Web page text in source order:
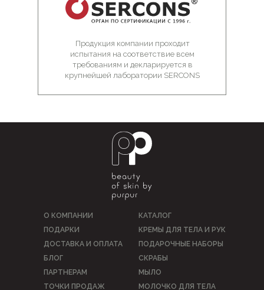
Продукция компании проходит
испытания на соответствие всем
требованиям и декларируется в
крупнейшей лаборатории SERCONS
ПОДАРОЧНЫЕ НАБОРЫ
КАТАЛОГ
КРЕМЫ ДЛЯ ТЕЛА И РУК
МЫЛО
СКРАБЫ
МОЛОЧКО ДЛЯ ТЕЛА
О КОМПАНИИ
ТОЧКИ ПРОДАЖ
ПОДАРКИ
ДОСТАВКА И ОПЛАТА
ПАРТНЕРАМ
БЛОГ